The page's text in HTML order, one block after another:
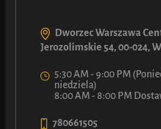
790
Zobacz więcej
Dworzec Warszawa
Jerozolimskie 54, 00-024,
5:30 AM - 9:00 PM
niedziela)
8:00 AM - 8:00 PM
780661505